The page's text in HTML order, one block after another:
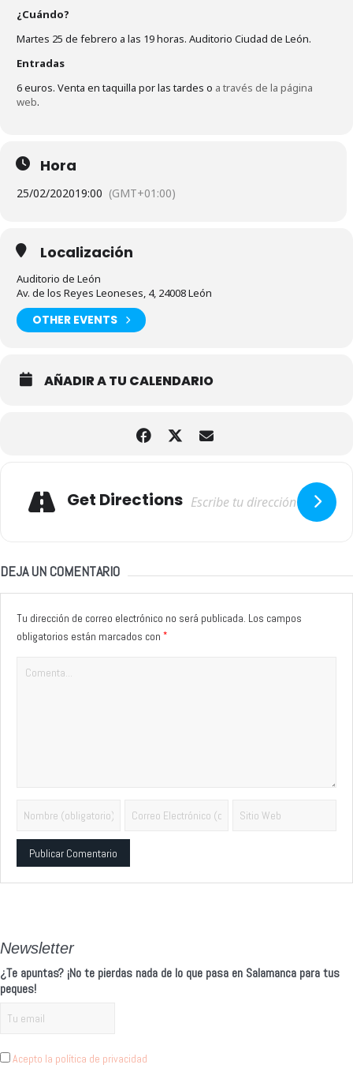
¿Cuándo?
Martes 25 de febrero a las 19 horas. Auditorio Ciudad de León.
Entradas
6 euros. Venta en taquilla por las tardes o a través de la página
web.
Hora
25/02/202019:00 (GMT+01:00)
Localización
Auditorio de León
Av. de los Reyes Leoneses, 4, 24008 León
OTHER EVENTS
AÑADIR A TU CALENDARIO
Get Directions
DEJA UN COMENTARIO
Tu dirección de correo electrónico no será publicada. Los campos
obligatorios están marcados con *
Newsletter
¿Te apuntas? ¡No te pierdas nada de lo que pasa en Salamanca para tus
peques!
Acepto la política de privacidad